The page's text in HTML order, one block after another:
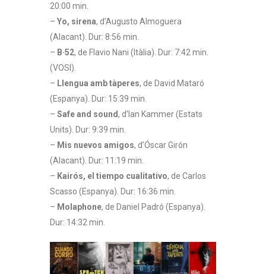
20:00 min.
– Yo, sirena, d’Augusto Almoguera
(Alacant). Dur: 8:56 min.
– B·52, de Flavio Nani (Itàlia). Dur: 7:42 min.
(VOSI).
– Llengua amb tàperes, de David Mataró
(Espanya). Dur: 15:39 min.
– Safe and sound, d’Ian Kammer (Estats
Units). Dur: 9:39 min.
– Mis nuevos amigos, d’Óscar Girón
(Alacant). Dur: 11:19 min.
– Kairós, el tiempo cualitativo, de Carlos
Scasso (Espanya). Dur: 16:36 min.
– Molaphone, de Daniel Padró (Espanya).
Dur: 14:32 min.